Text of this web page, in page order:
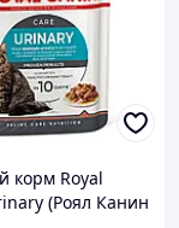
корм Royal
(Роял Канин